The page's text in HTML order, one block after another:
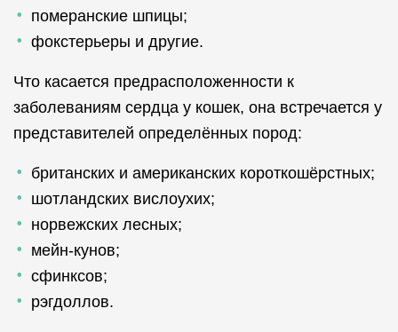
померанские шпицы;
фокстерьеры и другие.
Что касается предрасположенности к
заболеваниям сердца у кошек, она встречается у
представителей определённых пород:
британских и американских короткошёрстных;
шотландских вислоухих;
норвежских лесных;
мейн-кунов;
сфинксов;
рэгдоллов.